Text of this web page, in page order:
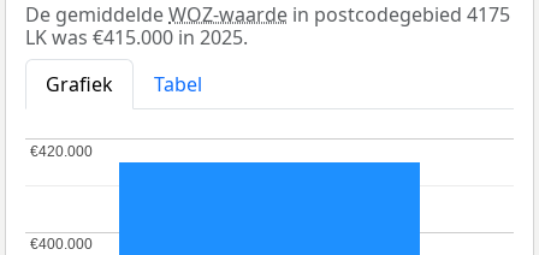
De gemiddeldeWOZ-waarde in postcodegebied 4175
LK was €415.000 in 2025.
Grafiek
Tabel
€400.000
€400.000
€420.000
€420.000